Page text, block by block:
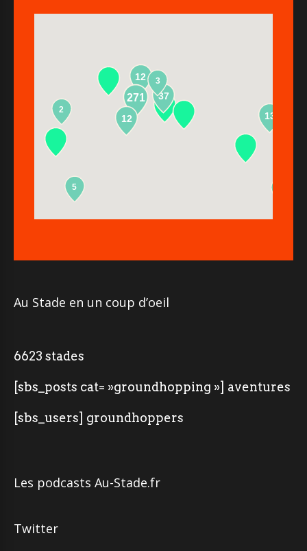
12
271
13
37
2
5
12
3
Au Stade en un coup d’oeil
6623 stades
[sbs_posts cat= »groundhopping »] aventures
[sbs_users] groundhoppers
Les podcasts Au-Stade.fr
Twitter